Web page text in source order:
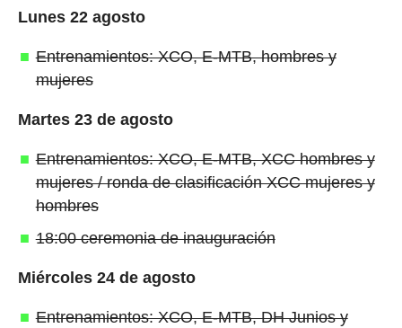
Lunes 22 agosto
Entrenamientos: XCO, E-MTB, hombres y
mujeres
Martes 23 de agosto
Entrenamientos: XCO, E-MTB, XCC hombres y
mujeres / ronda de clasificación XCC mujeres y
hombres
18:00 ceremonia de inauguración
Miércoles 24 de agosto
Entrenamientos: XCO, E-MTB, DH Junios y